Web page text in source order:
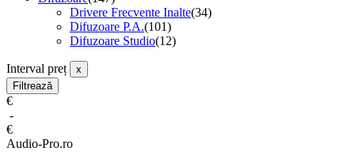
Drivere Frecvente Inalte(34)
Difuzoare P.A.(101)
Difuzoare Studio(12)
Interval preț
x
Filtrează
€
-
€
Audio-Pro.ro